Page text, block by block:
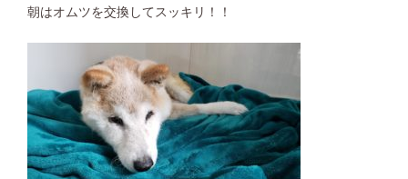
朝はオムツを交換してスッキリ！！